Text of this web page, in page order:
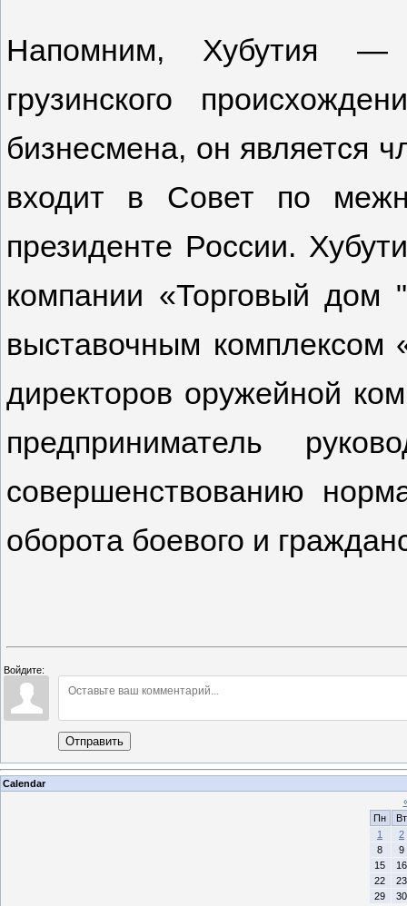
Напомним, Хубутия —
грузинского
бизнесмена, он является
входит в Совет по
президенте России.
компании «Торговый дом
выставочным комплексом
директоров оружейной
предприниматель
совершенствованию
оборота боевого и
Войдите:
Отправить
Calendar
Пн
Вт
1
2
8
9
15
16
22
23
29
30